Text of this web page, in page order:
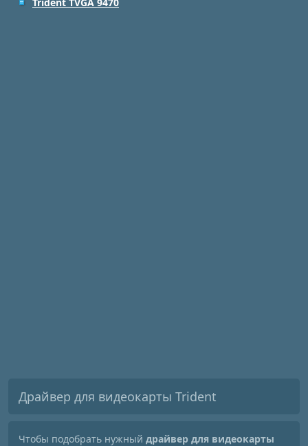
Драйвер для видеокарты Trident
Чтобы подобрать нужный драйвер для видеокарты